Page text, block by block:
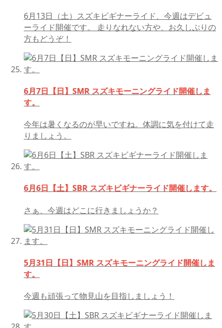
6月13日（土）スズキビギナーライド、今週はデビュ
ーライド開催です。 走りなれない方や、お久しぶりの
方もどうぞ！
6月7日【日】SMR スズキモーニングライド開催しま
す。
今年は暑くなるのが早いですね。体調に気を付けて走
りましょう。
6月6日【土】SBR スズキビギナーライド開催します。
さぁ、今週はどこに行きましょうか？
5月31日【日】SMR スズキモーニングライド開催しま
す。
今週も頑張って物見山を目指しましょう！